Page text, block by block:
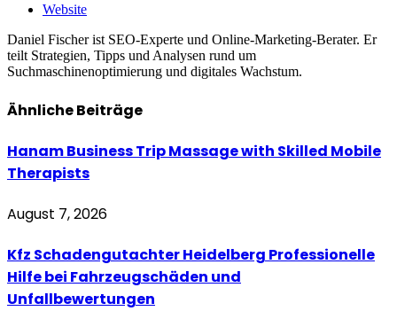
Website
Daniel Fischer ist SEO-Experte und Online-Marketing-Berater. Er
teilt Strategien, Tipps und Analysen rund um
Suchmaschinenoptimierung und digitales Wachstum.
ÄhnlicheBeiträge
Hanam Business Trip Massage with Skilled Mobile
Therapists
August 7, 2026
Kfz Schadengutachter Heidelberg Professionelle
Hilfe bei Fahrzeugschäden und
Unfallbewertungen